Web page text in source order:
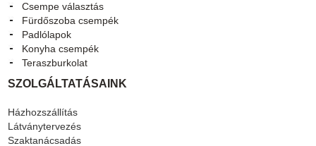
Csempe választás
Fürdőszoba csempék
Padlólapok
Konyha csempék
Teraszburkolat
SZOLGÁLTATÁSAINK
Házhozszállítás
Látványtervezés
Szaktanácsadás